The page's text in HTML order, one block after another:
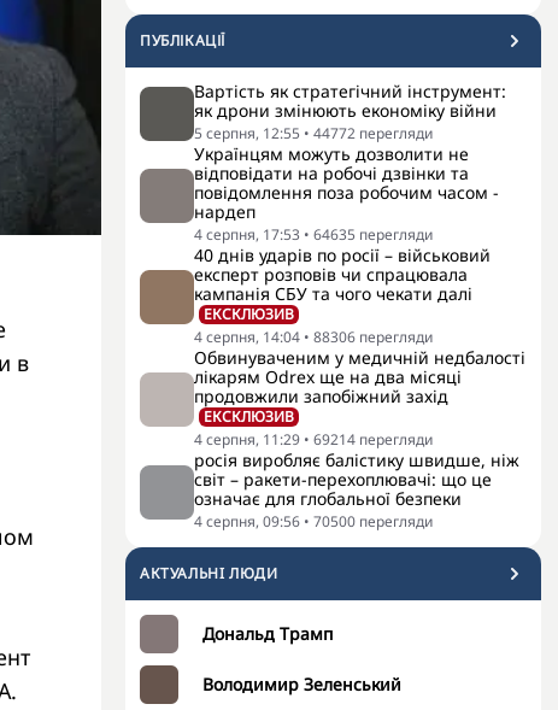
ПУБЛІКАЦІЇ
Вартість як стратегічний інструмент:
як дрони змінюють економіку війни
5 серпня, 12:55 • 44772 перегляди
Українцям можуть дозволити не
відповідати на робочі дзвінки та
повідомлення поза робочим часом -
нардеп
4 серпня, 17:53 • 64635 перегляди
40 днів ударів по росії – військовий
експерт розповів чи спрацювала
кампанія СБУ та чого чекати далі
ЕКСКЛЮЗИВ
4 серпня, 14:04 • 88306 перегляди
Обвинуваченим у медичній недбалості
лікарям Odrex ще на два місяці
продовжили запобіжний захід
ЕКСКЛЮЗИВ
4 серпня, 11:29 • 69214 перегляди
росія виробляє балістику швидше, ніж
світ – ракети-перехоплювачі: що це
означає для глобальної безпеки
4 серпня, 09:56 • 70500 перегляди
АКТУАЛЬНI ЛЮДИ
Дональд Трамп
Володимир Зеленський
в